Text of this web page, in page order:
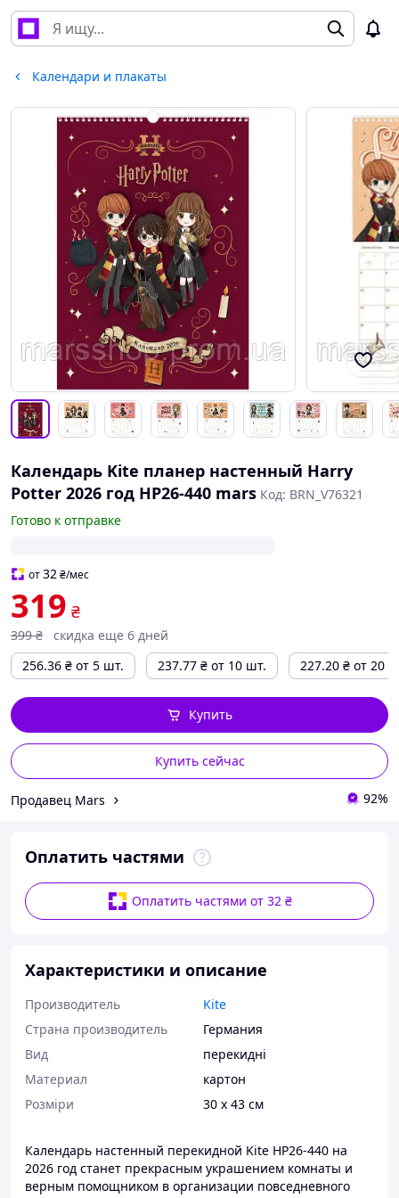
Календари и плакаты
Календарь Kite планер настенный Harry
Potter 2026 год HP26-440 mars Код: BRN_V76321
Готово к отправке
от32₴/мес
319 ₴
399 ₴
скидка еще 6 дней
256.36 ₴ от 5 шт. 237.77 ₴ от 10 шт. 227.20 ₴ от 20
Купить сейчас
Купить
Продавец Mars 92%
Оплатить частями
Оплатить частями от 32 ₴
Характеристики и описание
Производитель
Kite
Страна производитель
Германия
Вид
перекидні
Материал
картон
Розміри
30 х 43 см
Календарь настенный перекидной Kite HP26-440 на
2026 год станет прекрасным украшением комнаты и
верным помощником в организации повседневного